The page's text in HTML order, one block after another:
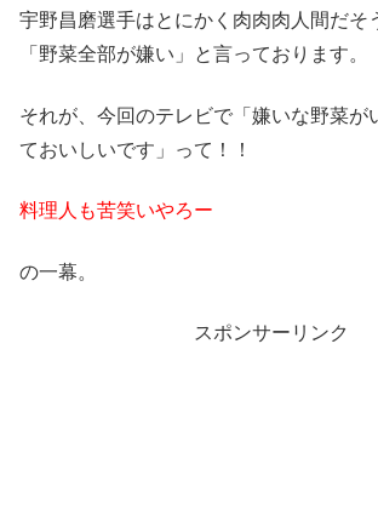
宇野昌磨選手はとにかく肉肉肉人間だそ
「野菜全部が嫌い」と言っております。
それが、今回のテレビで「嫌いな野菜が
ておいしいです」って！！
料理人も苦笑いやろー
の一幕。
スポンサーリンク